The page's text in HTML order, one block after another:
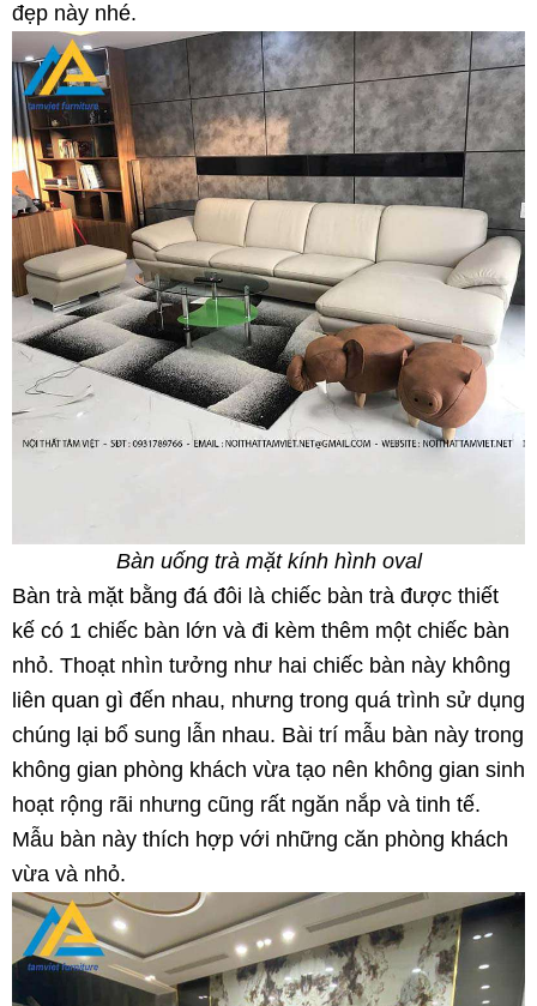
đẹp này nhé.
Bàn uống trà mặt kính hình oval
Bàn trà mặt bằng đá đôi là chiếc bàn trà được thiết
kế có 1 chiếc bàn lớn và đi kèm thêm một chiếc bàn
nhỏ. Thoạt nhìn tưởng như hai chiếc bàn này không
liên quan gì đến nhau, nhưng trong quá trình sử dụng
chúng lại bổ sung lẫn nhau. Bài trí mẫu bàn này trong
không gian phòng khách vừa tạo nên không gian sinh
hoạt rộng rãi nhưng cũng rất ngăn nắp và tinh tế.
Mẫu bàn này thích hợp với những căn phòng khách
vừa và nhỏ.